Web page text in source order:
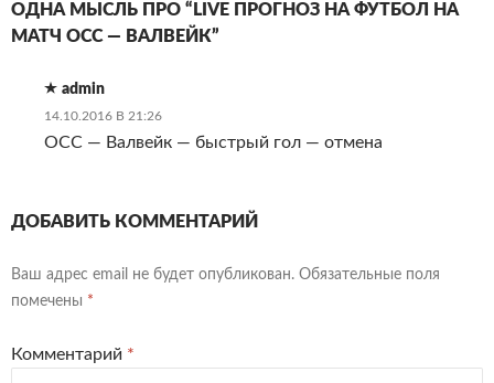
ОДНА МЫСЛЬ ПРО “LIVE ПРОГНОЗ НА ФУТБОЛ НА
МАТЧ ОСС — ВАЛВЕЙК”
admin
14.10.2016 В 21:26
ОСС — Валвейк — быстрый гол — отмена
ДОБАВИТЬ КОММЕНТАРИЙ
Ваш адрес email не будет опубликован. Обязательные поля
помечены *
Комментарий *